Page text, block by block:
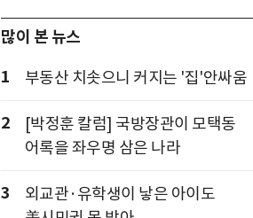
많이 본 뉴스
1
부동산 치솟으니 커지는 '집'안싸움
2
[박정훈 칼럼] 국방장관이 모택동
어록을 좌우명 삼은 나라
3
외교관·유학생이 낳은 아이도